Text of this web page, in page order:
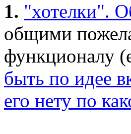
1. "хотелки".
общими
функционалу
быть по идее
его нету по